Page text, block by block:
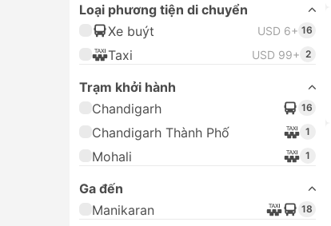
Loại phương tiện di chuyển
Xe buýt
USD 6+ 16
Taxi USD 99+ 2
Trạm khởi hành
Chandigarh
16
Chandigarh Thành Phố 1
Mohali 1
Ga đến
Manikaran
18